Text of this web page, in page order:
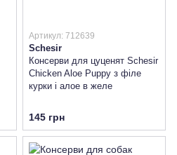
Артикул: 712639
Schesir
Консерви для цуценят Schesir
Chicken Aloe Puppy з філе
курки і алое в желе
145 грн